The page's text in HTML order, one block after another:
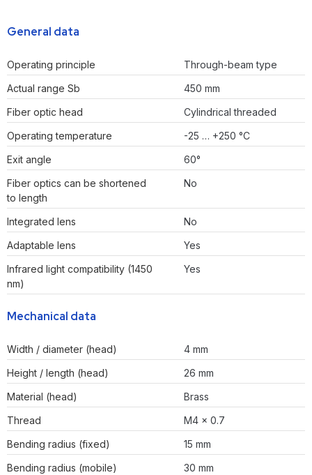
General data
Operating principle
Through-beam type
Actual range Sb
450 mm
Fiber optic head
Cylindrical threaded
Operating temperature
-25 … +250 °C
Exit angle
60°
Fiber optics can be shortened
to length
No
Integrated lens
No
Adaptable lens
Yes
Infrared light compatibility (1450
nm)
Yes
Mechanical data
Width / diameter (head)
4 mm
Height / length (head)
26 mm
Material (head)
Brass
Thread
M4 x 0.7
Bending radius (fixed)
15 mm
Bending radius (mobile)
30 mm